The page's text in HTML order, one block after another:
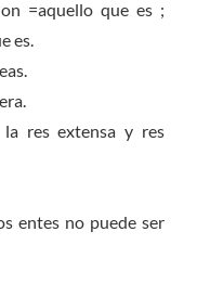
=aquello que es ;
es.
la res extensa y res
entes no puede ser